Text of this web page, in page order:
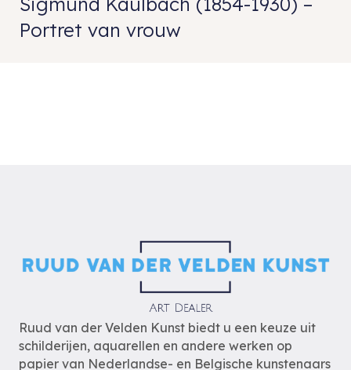
Portret van vrouw
Ruud van der Velden Kunst biedt u een keuze uit
schilderijen, aquarellen en andere werken op
papier van Nederlandse- en Belgische kunstenaars